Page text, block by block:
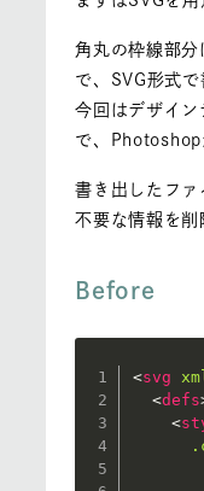
角丸の枠線部
で、SVG形式で
今回はデザイ
で、Photoshop
書き出したファ
不要な情報を削
Before
<svg
<defs
<